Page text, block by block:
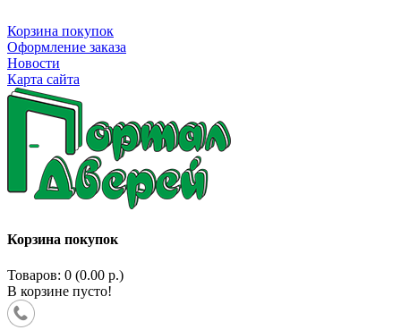
Корзина покупок
Оформление заказа
Новости
Карта сайта
Корзина покупок
Товаров: 0 (0.00 р.)
В корзине пусто!